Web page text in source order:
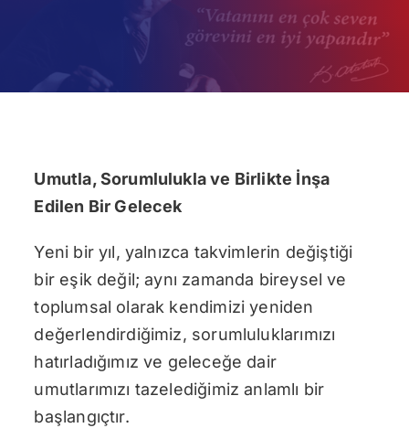
Umutla, Sorumlulukla ve Birlikte İnşa
Edilen Bir Gelecek
Yeni bir yıl, yalnızca takvimlerin değiştiği
bir eşik değil; aynı zamanda bireysel ve
toplumsal olarak kendimizi yeniden
değerlendirdiğimiz, sorumluluklarımızı
hatırladığımız ve geleceğe dair
umutlarımızı tazelediğimiz anlamlı bir
başlangıçtır.